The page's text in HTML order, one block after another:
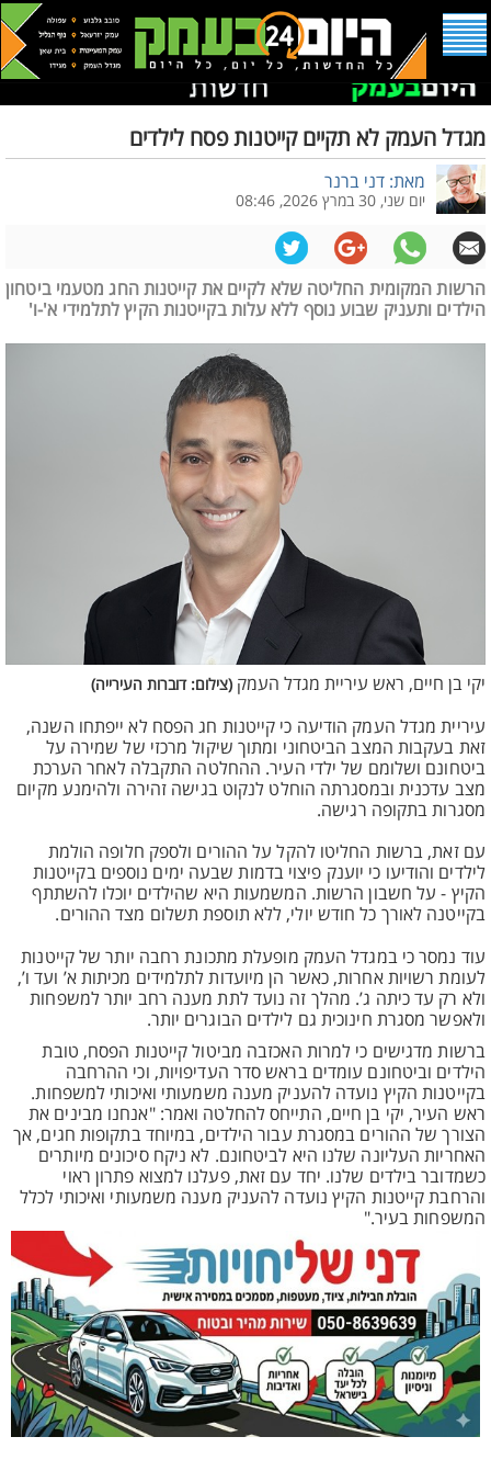
מגדל העמק לא תקיים קייטנות פסח לילדים
מאת: דני ברנר
יום שני, 30 במרץ 2026, 08:46
הרשות המקומית החליטה שלא לקיים את קייטנות החג מטעמי ביטחון
הילדים ותעניק שבוע נוסף ללא עלות בקייטנות הקיץ לתלמידי א'-ו'
יקי בן חיים, ראש עיריית מגדל העמק (צילום: דוברות העירייה)
עיריית מגדל העמק הודיעה כי קייטנות חג הפסח לא ייפתחו השנה,
זאת בעקבות המצב הביטחוני ומתוך שיקול מרכזי של שמירה על
ביטחונם ושלומם של ילדי העיר. ההחלטה התקבלה לאחר הערכת
מצב עדכנית ובמסגרתה הוחלט לנקוט בגישה זהירה ולהימנע מקיום
מסגרות בתקופה רגישה.
עם זאת, ברשות החליטו להקל על ההורים ולספק חלופה הולמת
לילדים והודיעו כי יוענק פיצוי בדמות שבעה ימים נוספים בקייטנות
הקיץ - על חשבון הרשות. המשמעות היא שהילדים יוכלו להשתתף
בקייטנה לאורך כל חודש יולי, ללא תוספת תשלום מצד ההורים.
עוד נמסר כי במגדל העמק מופעלת מתכונת רחבה יותר של קייטנות
לעומת רשויות אחרות, כאשר הן מיועדות לתלמידים מכיתות א’ ועד ו’,
ולא רק עד כיתה ג’. מהלך זה נועד לתת מענה רחב יותר למשפחות
ולאפשר מסגרת חינוכית גם לילדים הבוגרים יותר.
ברשות מדגישים כי למרות האכזבה מביטול קייטנות הפסח, טובת
הילדים וביטחונם עומדים בראש סדר העדיפויות, וכי ההרחבה
בקייטנות הקיץ נועדה להעניק מענה משמעותי ואיכותי למשפחות.
ראש העיר, יקי בן חיים, התייחס להחלטה ואמר: "אנחנו מבינים את
הצורך של ההורים במסגרת עבור הילדים, במיוחד בתקופות חגים, אך
האחריות העליונה שלנו היא לביטחונם. לא ניקח סיכונים מיותרים
כשמדובר בילדים שלנו. יחד עם זאת, פעלנו למצוא פתרון ראוי
והרחבת קייטנות הקיץ נועדה להעניק מענה משמעותי ואיכותי לכלל
המשפחות בעיר."